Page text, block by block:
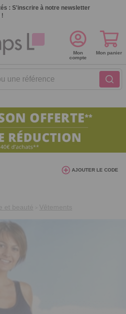
: S'inscrire à notre newsletter
!
une référence
Mon
compte
Mon panier
12/08/2026.
AJOUTER LE CODE
et beauté Vêtements